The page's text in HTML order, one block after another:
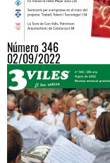
Número 346
02/09/2022